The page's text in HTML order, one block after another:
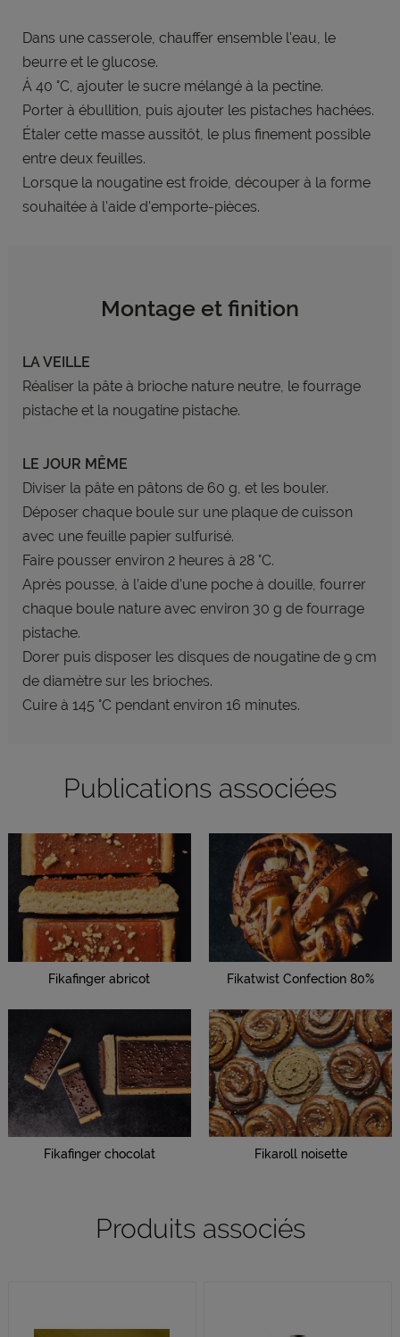
Dans une casserole, chauffer ensemble l'eau, le
beurre et le glucose.
Á 40 °C, ajouter le sucre mélangé à la pectine.
Porter à ébullition, puis ajouter les pistaches hachées.
Étaler cette masse aussitôt, le plus finement possible
entre deux feuilles.
Lorsque la nougatine est froide, découper à la forme
souhaitée à l'aide d'emporte-pièces.
Montage et finition
LA VEILLE
Réaliser la pâte à brioche nature neutre, le fourrage
pistache et la nougatine pistache.
LE JOUR MÊME
Diviser la pâte en pâtons de 60 g, et les bouler.
Déposer chaque boule sur une plaque de cuisson
avec une feuille papier sulfurisé.
Faire pousser environ 2 heures à 28 °C.
Après pousse, à l’aide d’une poche à douille, fourrer
chaque boule nature avec environ 30 g de fourrage
pistache.
Dorer puis disposer les disques de nougatine de 9 cm
de diamètre sur les brioches.
Cuire à 145 °C pendant environ 16 minutes.
Publications associées
Fikafinger abricot Fikatwist Confection 80%
Fikafinger chocolat Fikaroll noisette
Produits associés